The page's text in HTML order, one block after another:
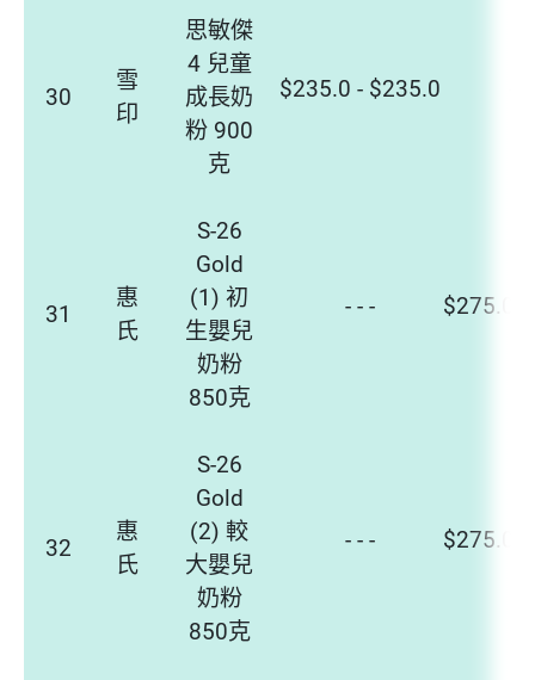
30
雪
印
思敏傑
4 兒童
成長奶
粉 900
克
$235.0 - $235.0
31
惠
氏
S-26
Gold
(1) 初
生嬰兒
奶粉
850克
- - - $275.0 -
32
惠
氏
S-26
Gold
(2) 較
大嬰兒
奶粉
850克
- - - $275.0 -